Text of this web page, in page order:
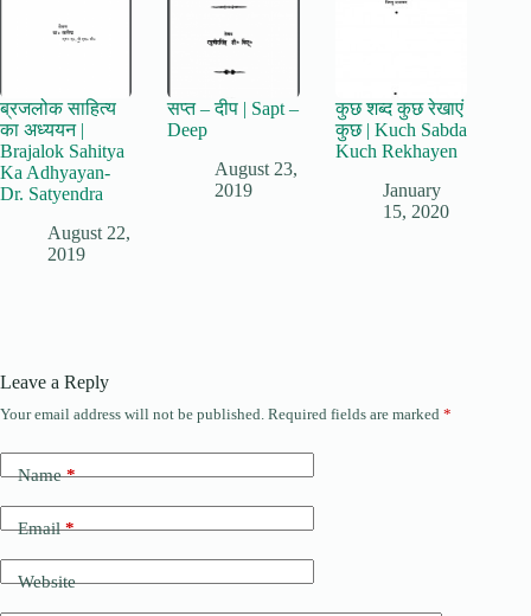
ब्रजलोक साहित्य
का अध्ययन |
Brajalok Sahitya
Ka Adhyayan-
Dr. Satyendra
August 22,
2019
सप्त – दीप | Sapt –
Deep
August 23,
2019
कुछ शब्द कुछ रेखाएं
कुछ | Kuch Sabda
Kuch Rekhayen
January
15, 2020
Leave a Reply
Your email address will not be published. Required fields are marked *
Name*
Email*
Website